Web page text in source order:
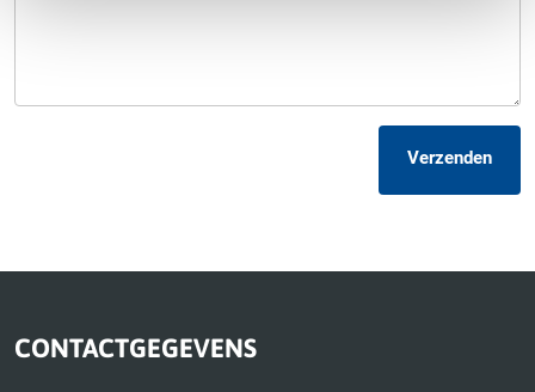
Verzenden
CONTACTGEGEVENS